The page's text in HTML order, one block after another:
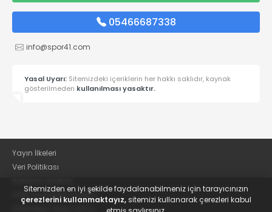
05466687338
info@spor41.com
Yasal Uyarı: Sitemizdeki içeriklerin her hakkı saklıdır, kaynak
gösterilmeden kullanılması yasaktır.
Yayın İlkeleri
Veri Politikası
KVKK Aydınlatma Metni
Sitemizden en iyi şekilde faydalanabilmeniz için tarayıcınızın
çerezlerini kullanmaktayız,sitemizi kullanarak çerezleri kabul